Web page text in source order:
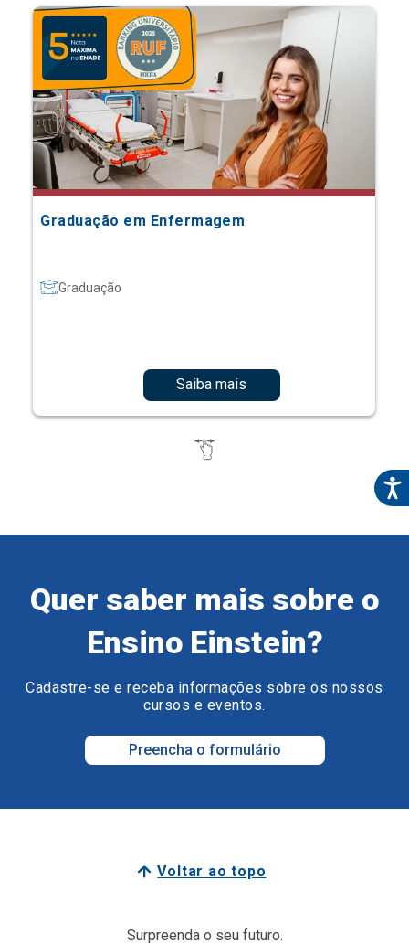
Graduação em Enfermagem
Graduação
Saiba mais
Quer saber mais sobre o
Ensino Einstein?
Cadastre-se e receba informações sobre os nossos
cursos e eventos.
Preencha o formulário
Voltar ao topo
Surpreenda o seu futuro.